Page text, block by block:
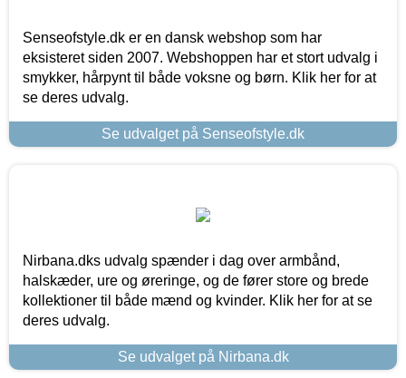
Senseofstyle.dk er en dansk webshop som har
eksisteret siden 2007. Webshoppen har et stort udvalg i
smykker, hårpynt til både voksne og børn. Klik her for at
se deres udvalg.
Se udvalget på Senseofstyle.dk
Nirbana.dks udvalg spænder i dag over armbånd,
halskæder, ure og øreringe, og de fører store og brede
kollektioner til både mænd og kvinder. Klik her for at se
deres udvalg.
Se udvalget på Nirbana.dk